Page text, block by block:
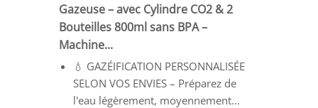
Gazeuse – avec Cylindre CO2 & 2
Bouteilles 800ml sans BPA –
Machine...
💧 GAZÉIFICATION PERSONNALISÉE
SELON VOS ENVIES – Préparez de
l'eau légèrement, moyennement...